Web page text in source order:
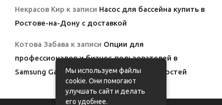
Некрасов Кир к записи Насос для бассейна купить в
Ростове-на-Дону с доставкой
Котова Забава к записи Опции для
профессионалов и бизнес-пользователей в
Samsung Galaxy: полный обзор возможностей
Мы используем файлы
cookie. Они помогают
улучшать сайт и делать
его удобнее.